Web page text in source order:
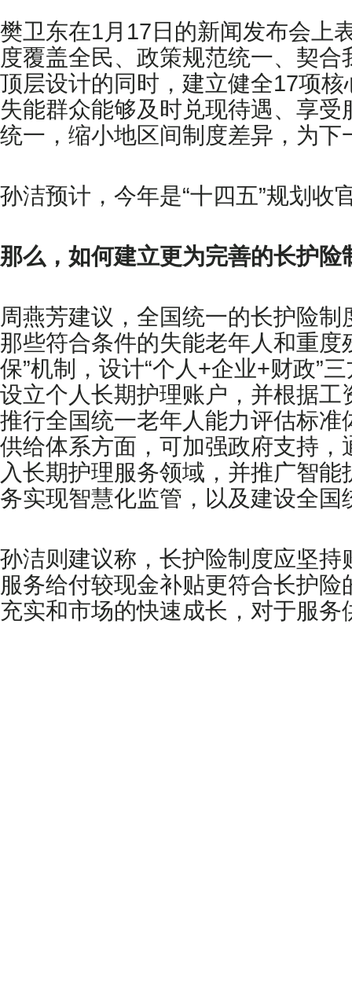
樊卫东在1月17日的新闻发布会上
度覆盖全民、政策规范统一、契
顶层设计的同时，建立健全17项
失能群众能够及时兑现待遇、享
统一，缩小地区间制度差异，为
孙洁预计，今年是“十四五”规划
那么，如何建立更为完善的长护险
周燕芳建议，全国统一的长护险
那些符合条件的失能老年人和重
保”机制，设计“个人+企业+财政”
设立个人长期护理账户，并根据
推行全国统一老年人能力评估标
供给体系方面，可加强政府支持
入长期护理服务领域，并推广智
务实现智慧化监管，以及建设全
孙洁则建议称，长护险制度应坚
服务给付较现金补贴更符合长护
充实和市场的快速成长，对于服